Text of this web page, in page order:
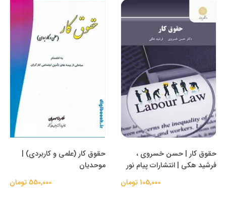
حقوق کار | حسن خسروی ،
فرشید هکی | انتشارات پیام نور
105,000 تومان
حقوق کار (علمی و کاربردی) |
موحدیان
550,000 تومان